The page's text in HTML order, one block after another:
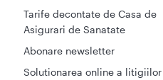
Tarife decontate de Casa de
Asigurari de Sanatate
Abonare newsletter
Solutionarea online a litigiilor